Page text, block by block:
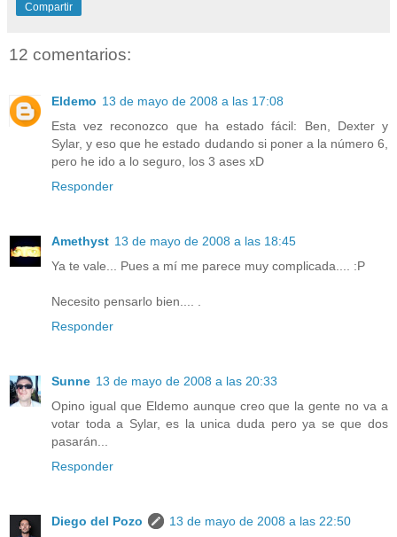
Compartir
12 comentarios:
Eldemo 13 de mayo de 2008 a las 17:08
Esta vez reconozco que ha estado fácil: Ben, Dexter y
Sylar, y eso que he estado dudando si poner a la número 6,
pero he ido a lo seguro, los 3 ases xD
Responder
Amethyst 13 de mayo de 2008 a las 18:45
Ya te vale... Pues a mí me parece muy complicada.... :P
Necesito pensarlo bien.... .
Responder
Sunne 13 de mayo de 2008 a las 20:33
Opino igual que Eldemo aunque creo que la gente no va a
votar toda a Sylar, es la unica duda pero ya se que dos
pasarán...
Responder
Diego del Pozo
13 de mayo de 2008 a las 22:50